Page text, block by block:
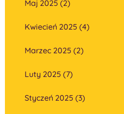
Maj 2025 (2)
Kwiecień 2025 (4)
Marzec 2025 (2)
Luty 2025 (7)
Styczeń 2025 (3)